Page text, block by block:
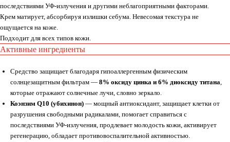
последствиями УФ-излучения и другими неблагоприятными факторами.
Крем матирует, абсорбируя излишки себума. Невесомая текстура не
ощущается на коже.
Подходит для всех типов кожи.
Активные ингредиенты
Средство защищает благодаря гипоаллергенным физическим
солнцезащитным фильтрам — 8% оксиду цинка и 6% диоксиду титана,
которые отражают солнечные лучи, словно зеркало.
Коэнзим Q10 (убихинон) — мощный антиоксидант, защищает клетки от
разрушения свободными радикалами, помогает справиться с
последствиями УФ-излучения, продлевает молодость кожи, активирует
регенерацию, обладает противовоспалительной активностью.